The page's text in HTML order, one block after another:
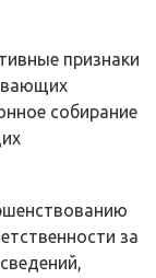
признаки
со­бирание
за